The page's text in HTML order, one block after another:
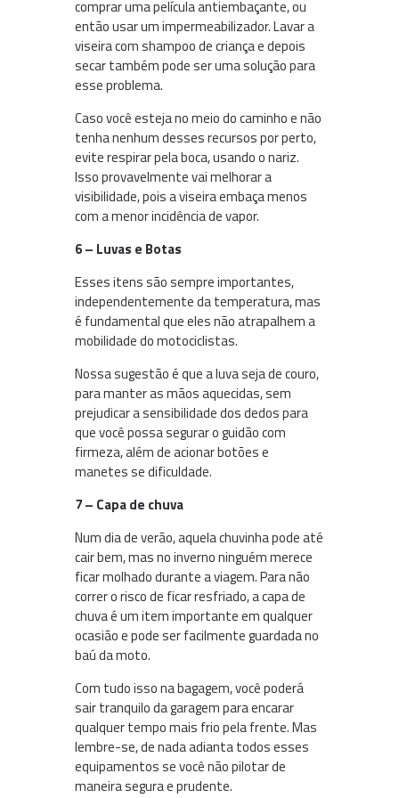
comprar uma película antiembaçante, ou
então usar um impermeabilizador. Lavar a
viseira com shampoo de criança e depois
secar também pode ser uma solução para
esse problema.
Caso você esteja no meio do caminho e não
tenha nenhum desses recursos por perto,
evite respirar pela boca, usando o nariz.
Isso provavelmente vai melhorar a
visibilidade, pois a viseira embaça menos
com a menor incidência de vapor.
6 – Luvas e Botas
Esses itens são sempre importantes,
independentemente da temperatura, mas
é fundamental que eles não atrapalhem a
mobilidade do motociclistas.
Nossa sugestão é que a luva seja de couro,
para manter as mãos aquecidas, sem
prejudicar a sensibilidade dos dedos para
que você possa segurar o guidão com
firmeza, além de acionar botões e
manetes se dificuldade.
7 – Capa de chuva
Num dia de verão, aquela chuvinha pode até
cair bem, mas no inverno ninguém merece
ficar molhado durante a viagem. Para não
correr o risco de ficar resfriado, a capa de
chuva é um item importante em qualquer
ocasião e pode ser facilmente guardada no
baú da moto.
Com tudo isso na bagagem, você poderá
sair tranquilo da garagem para encarar
qualquer tempo mais frio pela frente. Mas
lembre-se, de nada adianta todos esses
equipamentos se você não pilotar de
maneira segura e prudente.